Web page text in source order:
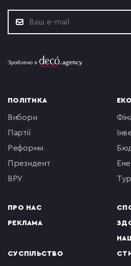
ПОЛІТИКА
вибори
партії
реформи
президент
ВРУ
ПРО НАС
РЕКЛАМА
СУСПІЛЬСТВО